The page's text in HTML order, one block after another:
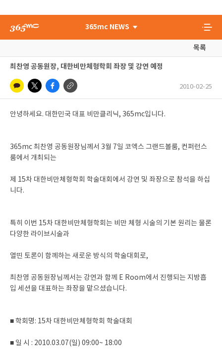
365mc NEWS
목록
최찬영 공동원장, 대한비만체형학회 좌장 및 강연 예정
2010-02-25
안녕하세요. 대한민국 대표 비만클리닉, 365mc입니다.
365mc 최찬영 공동원장님께서 3월 7일 코엑스 그랜드볼룸, 컨퍼런스
룸에서 개최되는
제 15차 대한비만체형학회 학술대회에서 강연 및 좌장으로 참석을 하십
니다.
특히 이번 15차 대한비만체형학회는 비만 체형 시술의 기본 원리는 물론
다양한 라이브시술과
열띤 토론이 함께하는 새로운 방식의 학술대회로,
최찬영 공동원장님께서는 강연과 함께 E Room에서 진행되는 지방흡
입 세션을 대표하는 좌장을 맡으셨습니다.
■ 학회명: 15차 대한비만체형학회 학술대회
■ 일 시 : 2010.03.07(일) 09:00~ 18:00